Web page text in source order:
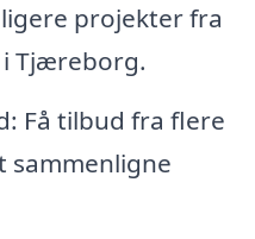
projekter fra
Tjæreborg.
Få tilbud fra flere
sammenligne